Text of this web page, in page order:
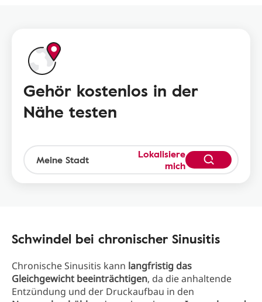
Gehör kostenlos in der
Nähe testen
Lokalisiere
mich
Schwindel bei chronischer Sinusitis
Chronische Sinusitis kann langfristig das
Gleichgewicht beeinträchtigen, da die anhaltende
Entzündung und der Druckaufbau in den